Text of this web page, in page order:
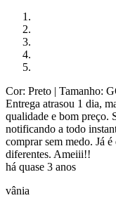
Cor: Preto | Tamanho:
Entrega atrasou 1 dia,
qualidade e bom preço.
notificando a todo
comprar sem medo. Já
diferentes. Ameiii!!
há quase 3 anos
vânia